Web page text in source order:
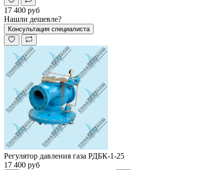
17 400 руб
Нашли дешевле?
Консультация специалиста
Регулятор давления газа РДБК-1-25
17 400 руб